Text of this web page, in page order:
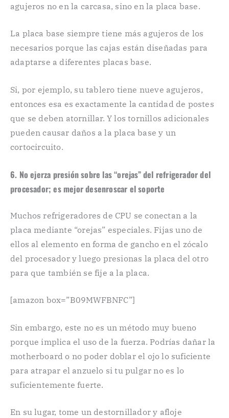
agujeros no en la carcasa, sino en la placa base.
La placa base siempre tiene más agujeros de los
necesarios porque las cajas están diseñadas para
adaptarse a diferentes placas base.
Si, por ejemplo, su tablero tiene nueve agujeros,
entonces esa es exactamente la cantidad de postes
que se deben atornillar. Y los tornillos adicionales
pueden causar daños a la placa base y un
cortocircuito.
6. No ejerza presión sobre las “orejas” del refrigerador del
procesador; es mejor desenroscar el soporte
Muchos refrigeradores de CPU se conectan a la
placa mediante “orejas” especiales. Fijas uno de
ellos al elemento en forma de gancho en el zócalo
del procesador y luego presionas la placa del otro
para que también se fije a la placa.
[amazon box=”B09MWFBNFC”]
Sin embargo, este no es un método muy bueno
porque implica el uso de la fuerza. Podrías dañar la
motherboard o no poder doblar el ojo lo suficiente
para atrapar el anzuelo si tu pulgar no es lo
suficientemente fuerte.
En su lugar, tome un destornillador y afloje